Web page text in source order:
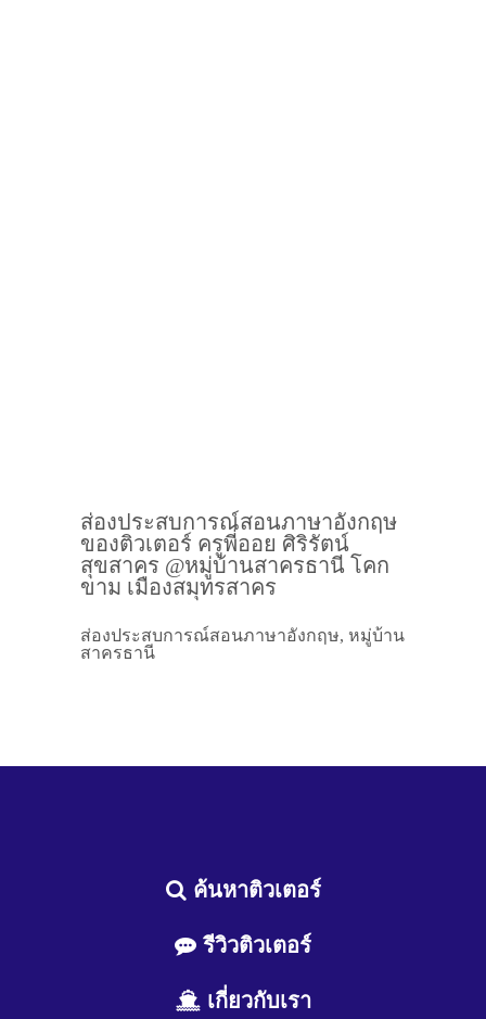
ส่องประสบการณ์สอนภาษาอังกฤษ
ของติวเตอร์ ครูพี่ออย ศิริรัตน์
สุขสาคร @หมู่บ้านสาครธานี โคก
ขาม เมืองสมุทรสาคร
ส่องประสบการณ์สอนภาษาอังกฤษ, หมู่บ้าน
สาครธานี
ค้นหาติวเตอร์
รีวิวติวเตอร์
เกี่ยวกับเรา